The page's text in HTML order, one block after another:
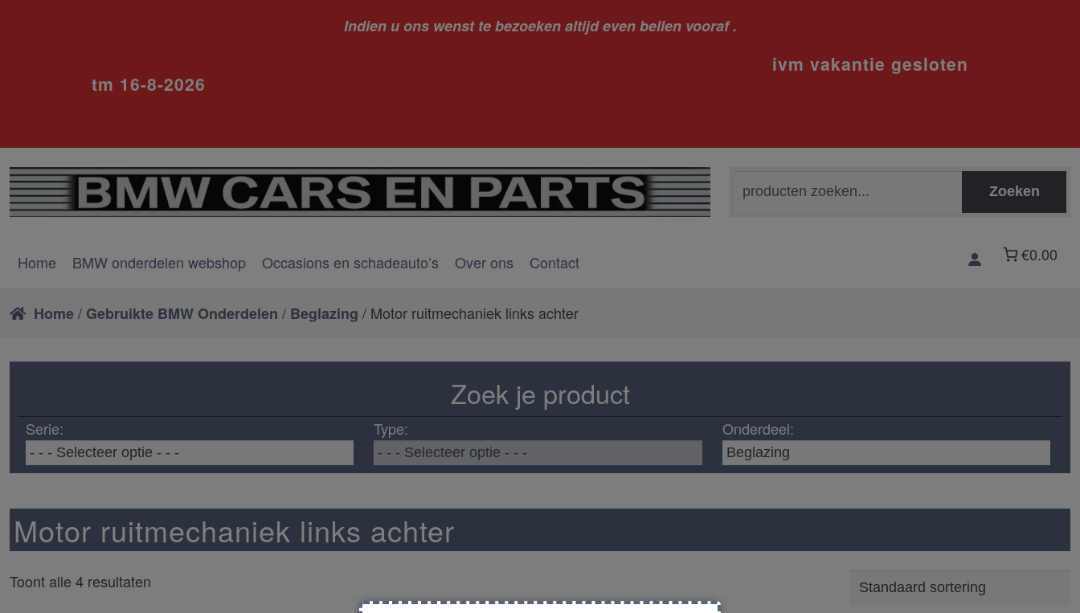
Indien u ons wenst te bezoeken altijd even bellen vooraf .
ivm vakantie gesloten
tm 16-8-2026
naar:
Zoeken
Home BMW onderdelen webshop Occasions en schadeauto’s Over ons Contact €0.00
Home/ Gebruikte BMW Onderdelen / Beglazing / Motor ruitmechaniek links achter
Zoek je product
Serie: Type: Onderdeel:
Motor ruitmechaniek links achter
Toont alle 4 resultaten